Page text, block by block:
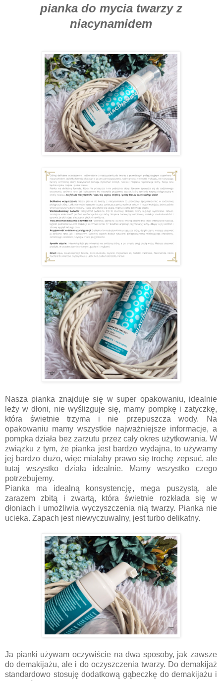
pianka do mycia twarzy z
niacynamidem
Nasza pianka znajduje się w super opakowaniu, idealnie
leży w dłoni, nie wyślizguje się, mamy pompkę i zatyczkę,
która świetnie trzyma i nie przepuszcza wody. Na
opakowaniu mamy wszystkie najważniejsze informacje, a
pompka działa bez zarzutu przez cały okres użytkowania. W
związku z tym, że pianka jest bardzo wydajna, to używamy
jej bardzo dużo, więc miałaby prawo się trochę zepsuć, ale
tutaj wszystko działa idealnie. Mamy wszystko czego
potrzebujemy.
Pianka ma idealną konsystencję, mega puszystą, ale
zarazem zbitą i zwartą, która świetnie rozkłada się w
dłoniach i umożliwia wyczyszczenia nią twarzy. Pianka nie
ucieka. Zapach jest niewyczuwalny, jest turbo delikatny.
Ja pianki używam oczywiście na dwa sposoby, jak zawsze
do demakijażu, ale i do oczyszczenia twarzy. Do demakijaż
standardowo stosuję dodatkową gąbeczkę do demakijażu i